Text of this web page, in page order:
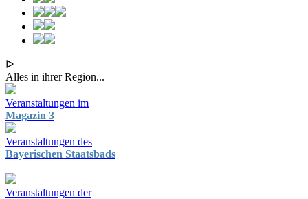
ᐅ
Alles in ihrer Region...
Veranstaltungen im
Magazin 3
Veranstaltungen des
Bayerischen Staatsbads
Veranstaltungen der